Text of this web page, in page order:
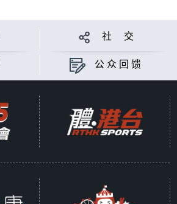
社 交
公众回馈